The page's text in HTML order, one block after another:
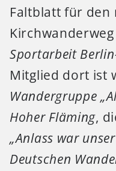
Faltblatt für den
Sportarbeit
Mitglied dort ist
Wandergruppe
Hoher Fläming,
„Anlass war
Deutschen